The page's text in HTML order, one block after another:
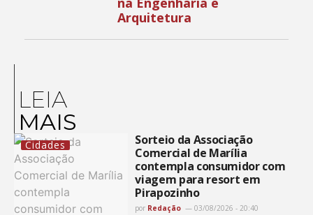
Arquitetura
LEIA
MAIS
Cidades
Sorteio da Associação
Comercial de Marília
contempla consumidor com
viagem para resort em
Pirapozinho
por Redação 03/08/2026 - 20:40